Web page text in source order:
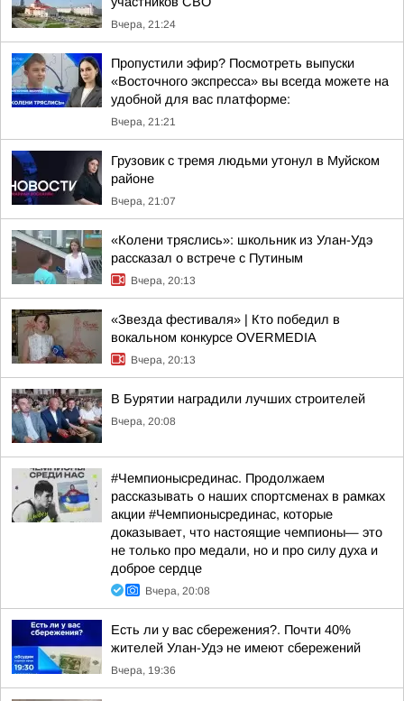
Вчера, 21:24
Пропустили эфир? Посмотреть выпуски
«Восточного экспресса» вы всегда можете на
удобной для вас платформе:
Вчера, 21:21
Грузовик с тремя людьми утонул в Муйском
районе
Вчера, 21:07
«Колени тряслись»: школьник из Улан-Удэ
рассказал о встрече с Путиным
Вчера, 20:13
«Звезда фестиваля» | Кто победил в
вокальном конкурсе OVERMEDIA
Вчера, 20:13
В Бурятии наградили лучших строителей
Вчера, 20:08
#Чемпионысрединас. Продолжаем
рассказывать о наших спортсменах в рамках
акции #Чемпионысрединас, которые
доказывает, что настоящие чемпионы— это
не только про медали, но и про силу духа и
доброе сердце
Вчера, 20:08
Есть ли у вас сбережения?. Почти 40%
жителей Улан-Удэ не имеют сбережений
Вчера, 19:36